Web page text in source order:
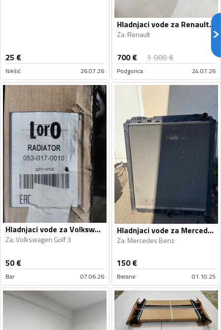
25 €
Nikšić 26.07.26
Hladnjaci vode za Renault - 2019
Za: Renault
700€ 1 000€
Podgorica 24.07.26
Hladnjaci vode za Volkswagen - Golf 3 - 1997
Za:Volkswagen Golf 3
50€
Bar 07.06.26
Hladnjaci vode za Mercedes Benz, Mercedes Benz - 2014, 2014
Za: Mercedes Benz
150€
Berane 01.10.25